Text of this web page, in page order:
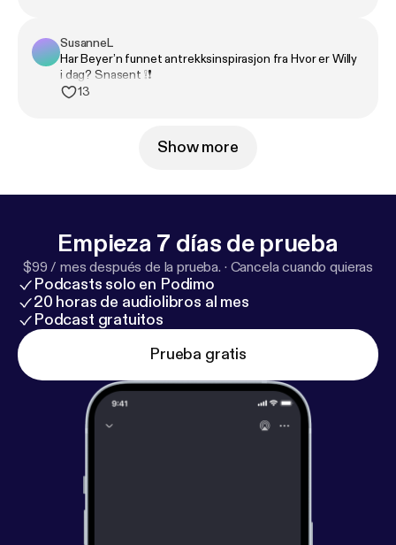
SusanneL
Har Beyer’n funnet antrekksinspirasjon fra Hvor er Willy
i dag? Snasent ❕❗️
13
Show more
Empieza 7 días de prueba
$99 / mes después de la prueba. · Cancela cuando quieras
Podcasts solo en Podimo
20 horas de audiolibros al mes
Podcast gratuitos
Prueba gratis